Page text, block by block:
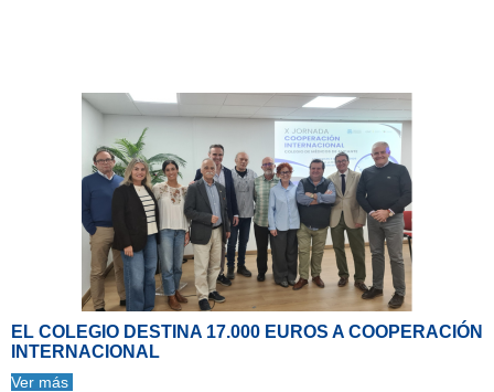
EL COLEGIO DESTINA 17.000 EUROS A COOPERACIÓN
INTERNACIONAL
Ver más